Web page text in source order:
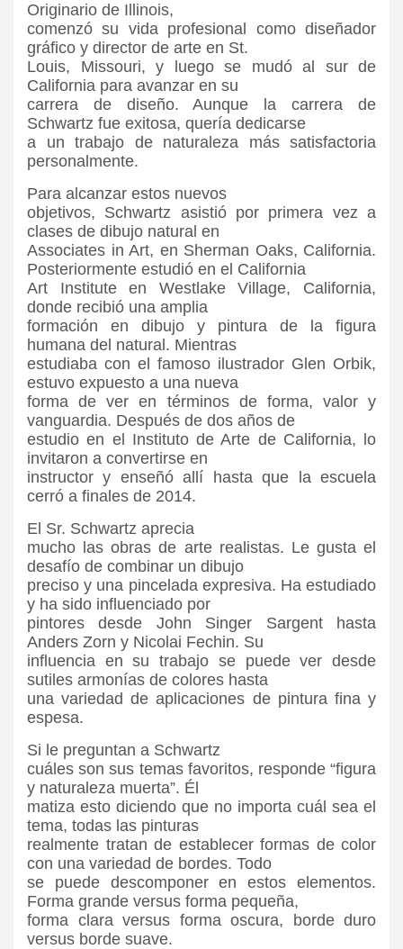
Originario de Illinois,
comenzó su vida profesional como diseñador
gráfico y director de arte en St.
Louis, Missouri, y luego se mudó al sur de
California para avanzar en su
carrera de diseño. Aunque la carrera de
Schwartz fue exitosa, quería dedicarse
a un trabajo de naturaleza más satisfactoria
personalmente.
Para alcanzar estos nuevos
objetivos, Schwartz asistió por primera vez a
clases de dibujo natural en
Associates in Art, en Sherman Oaks, California.
Posteriormente estudió en el California
Art Institute en Westlake Village, California,
donde recibió una amplia
formación en dibujo y pintura de la figura
humana del natural. Mientras
estudiaba con el famoso ilustrador Glen Orbik,
estuvo expuesto a una nueva
forma de ver en términos de forma, valor y
vanguardia. Después de dos años de
estudio en el Instituto de Arte de California, lo
invitaron a convertirse en
instructor y enseñó allí hasta que la escuela
cerró a finales de 2014.
El Sr. Schwartz aprecia
mucho las obras de arte realistas. Le gusta el
desafío de combinar un dibujo
preciso y una pincelada expresiva. Ha estudiado
y ha sido influenciado por
pintores desde John Singer Sargent hasta
Anders Zorn y Nicolai Fechin. Su
influencia en su trabajo se puede ver desde
sutiles armonías de colores hasta
una variedad de aplicaciones de pintura fina y
espesa.
Si le preguntan a Schwartz
cuáles son sus temas favoritos, responde “figura
y naturaleza muerta”. Él
matiza esto diciendo que no importa cuál sea el
tema, todas las pinturas
realmente tratan de establecer formas de color
con una variedad de bordes. Todo
se puede descomponer en estos elementos.
Forma grande versus forma pequeña,
forma clara versus forma oscura, borde duro
versus borde suave.